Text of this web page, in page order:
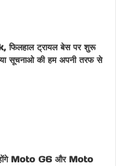
ट्रायल बेस पर शुरू
या सूचनाओ की हम अपनी तरफ से
होंगे Moto G6 और Moto